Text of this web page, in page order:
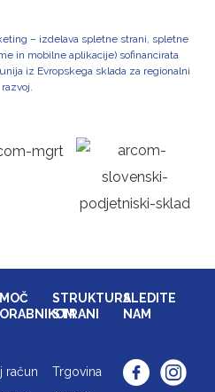
– izdelava spletne strani, spletne
in mobilne aplikacije) sofinancirata
iz Evropskega sklada za regionalni
razvoj.
račun
STRUKTURA
STRANI
Trgovina
SLEDITE
NAM